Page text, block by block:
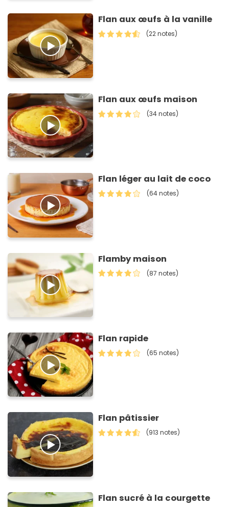
Flan aux œufs à la vanille
(22 notes)
Flan aux œufs maison
(34 notes)
Flan léger au lait de coco
(64 notes)
Flamby maison
(87 notes)
Flan rapide
(65 notes)
Flan pâtissier
(913 notes)
Flan sucré à la courgette